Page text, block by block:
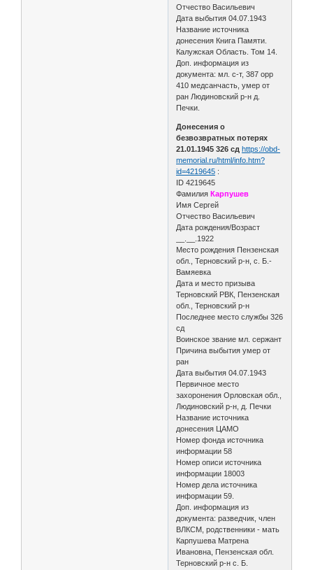
Отчество Васильевич
Дата выбытия 04.07.1943
Название источника
донесения Книга Памяти.
Калужская Область. Том 14.
Доп. информация из
документа: мл. с-т, 387 орр
410 медсанчасть, умер от
ран Людиновский р-н д.
Печки.
Донесения о
безвозвратных потерях
21.01.1945 326 сд https://obd-
memorial.ru/html/info.htm?
id=4219645 :
ID 4219645
Фамилия Карпушев
Имя Сергей
Отчество Васильевич
Дата рождения/Возраст
__.__.1922
Место рождения Пензенская
обл., Терновский р-н, с. Б.-
Вамяевка
Дата и место призыва
Терновский РВК, Пензенская
обл., Терновский р-н
Последнее место службы 326
сд
Воинское звание мл. сержант
Причина выбытия умер от
ран
Дата выбытия 04.07.1943
Первичное место
захоронения Орловская обл.,
Людиновский р-н, д. Печки
Название источника
донесения ЦАМО
Номер фонда источника
информации 58
Номер описи источника
информации 18003
Номер дела источника
информации 59.
Доп. информация из
документа: разведчик, член
ВЛКСМ, родственники - мать
Карпушева Матрена
Ивановна, Пензенская обл.
Терновский р-н с. Б.